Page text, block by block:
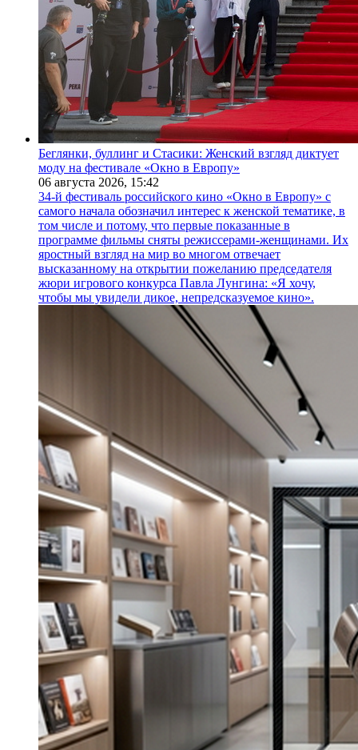
Беглянки, буллинг и Стасики: Женский взгляд диктует
моду на фестивале «Окно в Европу»
06 августа 2026, 15:42
34-й фестиваль российского кино «Окно в Европу» с
самого начала обозначил интерес к женской тематике, в
том числе и потому, что первые показанные в
программе фильмы сняты режиссерами-женщинами. Их
яростный взгляд на мир во многом отвечает
высказанному на открытии пожеланию председателя
жюри игрового конкурса Павла Лунгина: «Я хочу,
чтобы мы увидели дикое, непредсказуемое кино».